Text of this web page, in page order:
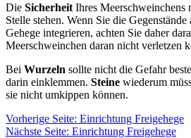
Die Sicherheit Ihres Meerschweinchens
Stelle stehen. Wenn Sie die
Gehege integrieren, achten Sie daher
Meerschweinchen daran nicht verletzen
Bei Wurzeln sollte nicht die Gefahr
darin einklemmen. Steine wiederum
sie nicht umkippen können.
Vorherige Seite: Einrichtung Freigehege
Nächste Seite: Einrichtung Freigehege